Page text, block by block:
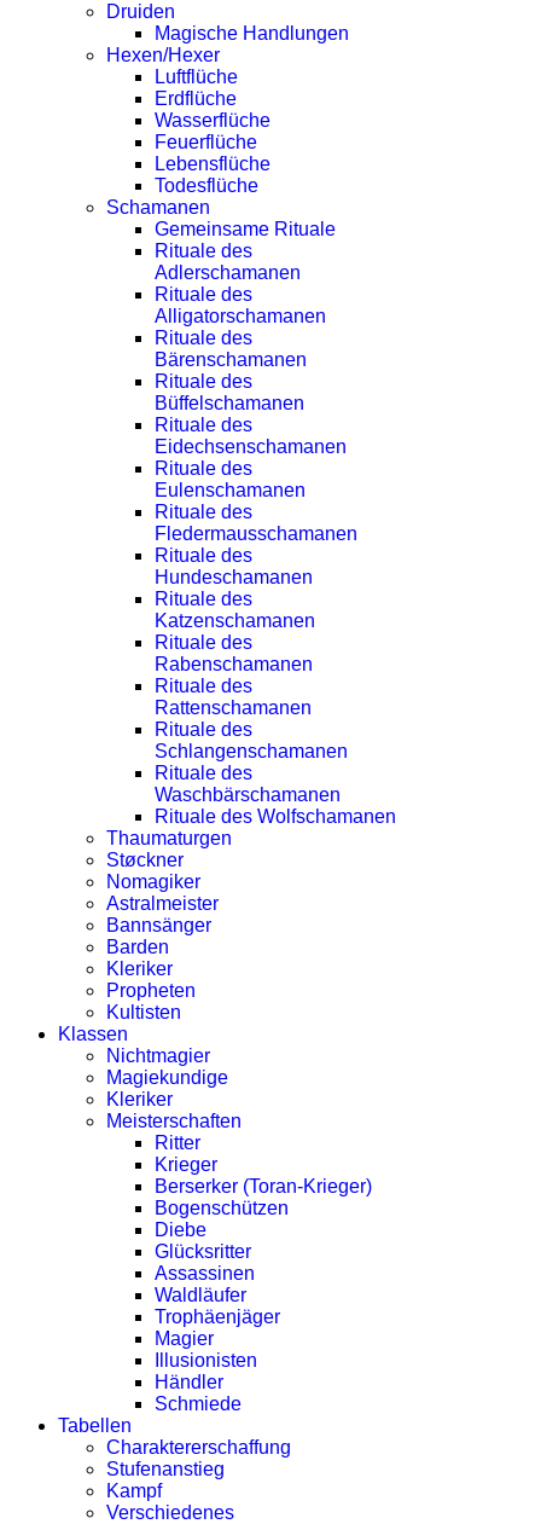
Druiden
Magische Handlungen
Hexen/Hexer
Luftflüche
Erdflüche
Wasserflüche
Feuerflüche
Lebensflüche
Todesflüche
Schamanen
Gemeinsame Rituale
Rituale des
Adlerschamanen
Rituale des
Alligatorschamanen
Rituale des
Bärenschamanen
Rituale des
Büffelschamanen
Rituale des
Eidechsenschamanen
Rituale des
Eulenschamanen
Rituale des
Fledermausschamanen
Rituale des
Hundeschamanen
Rituale des
Katzenschamanen
Rituale des
Rabenschamanen
Rituale des
Rattenschamanen
Rituale des
Schlangenschamanen
Rituale des
Waschbärschamanen
Rituale des Wolfschamanen
Thaumaturgen
Støckner
Nomagiker
Astralmeister
Bannsänger
Barden
Kleriker
Propheten
Kultisten
Klassen
Nichtmagier
Magiekundige
Kleriker
Meisterschaften
Ritter
Krieger
Berserker (Toran-Krieger)
Bogenschützen
Diebe
Glücksritter
Assassinen
Waldläufer
Trophäenjäger
Magier
Illusionisten
Händler
Schmiede
Tabellen
Charaktererschaffung
Stufenanstieg
Kampf
Verschiedenes